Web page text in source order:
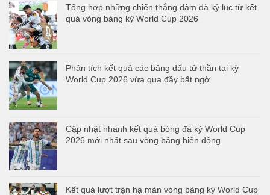
Tổng hợp những chiến thắng đậm đà kỷ lục từ kết
quả vòng bảng kỳ World Cup 2026
Phân tích kết quả các bảng đấu tử thần tại kỳ
World Cup 2026 vừa qua đầy bất ngờ
Cập nhật nhanh kết quả bóng đá kỳ World Cup
2026 mới nhất sau vòng bảng biến động
Kết quả lượt trận hạ màn vòng bảng kỳ World Cup